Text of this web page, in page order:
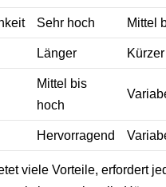
Sehr hoch Mittel
Länger Kürzer
Mittel bis
hoch
Hervorragend
viele Vorteile, erfordert